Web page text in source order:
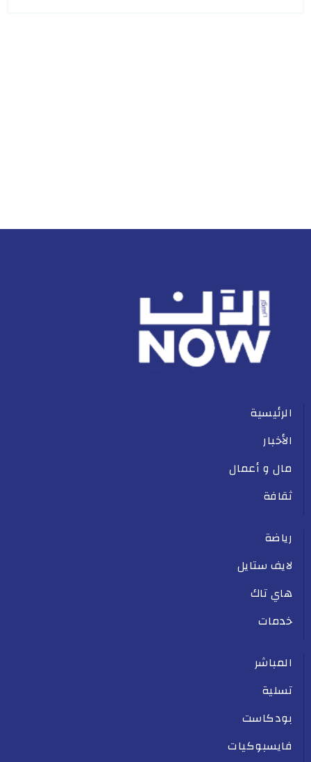
الرئيسية
الأخبار
مال و أعمال
ثقافة
رياضة
لايف ستايل
هاي تاك
خدمات
المباشر
تسلية
بودكاست
فايسبوكيات